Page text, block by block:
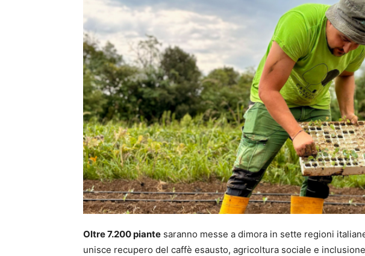
Oltre 7.200 piante saranno messe a dimora in sette regioni
unisce recupero del caffè esausto, agricoltura sociale e